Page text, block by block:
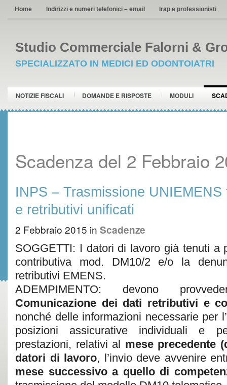
Home Indirizzi e numeri telefonici – email Irap e professionisti
Studio Commerciale Falorni &
SPECIALIZZATO IN MEDICI ED ODONTOIATRI
NOTIZIE FISCALI DOMANDE E RISPOSTE MODULI
Scadenza del 2 Febbraio
INPS – Trasmissione
e retributivi unificati
2 Febbraio 2015 in Scadenze
SOGGETTI: I datori di lavoro già tenuti a
contributiva mod. DM10/2 e/o la
retributivi EMENS.
ADEMPIMENTO: devono
Comunicazione dei dati retributivi e
nonché delle informazioni necessarie per
posizioni assicurative individuali e
prestazioni, relativi al mese precedente
datori di lavoro, l’invio deve avvenire
mese successivo a quello di